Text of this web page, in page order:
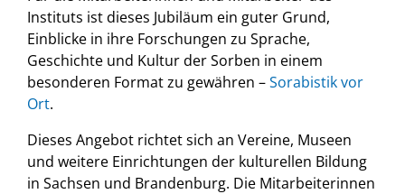
Instituts ist dieses Jubiläum ein guter Grund,
Einblicke in ihre Forschungen zu Sprache,
Geschichte und Kultur der Sorben in einem
besonderen Format zu gewähren –Sorabistik vor
Ort.
Dieses Angebot richtet sich an Vereine, Museen
und weitere Einrichtungen der kulturellen Bildung
in Sachsen und Brandenburg. Die Mitarbeiterinnen